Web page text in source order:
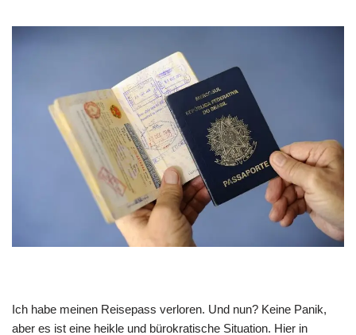
Ich habe meinen Reisepass verloren. Und nun? Keine Panik,
aber es ist eine heikle und bürokratische Situation. Hier in